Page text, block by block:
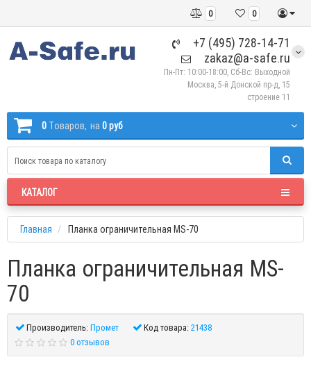
0
0
+7 (495) 728-14-71
zakaz@a-safe.ru
Пн-Пт: 10:00-18:00, Сб-Вс: Выходной
Москва, 5-й Донской пр-д, 15
строение 11
0 Tоваров, на 0 руб
КАТАЛОГ
Главная Планка ограничительная MS-70
Планка ограничительная MS-
70
Производитель:Промет Код товара:21438
0 отзывов